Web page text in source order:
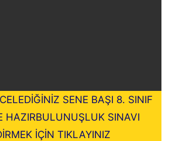
SENE BAŞI 8. SINIF
HAZIRBULUNUŞLUK SINAVI
İÇİN TIKLAYINIZ